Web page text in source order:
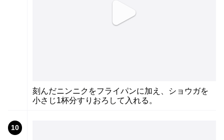
刻んだニンニクをフライパンに加え、ショウガを
小さじ1杯分すりおろして入れる。
10